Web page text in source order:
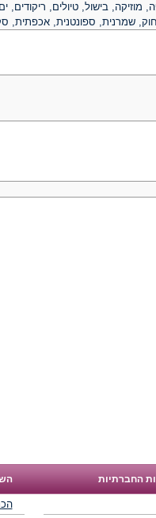
בישול, טיולים, ריקודים,
שמרנית, ספונטנית, אכפתית,
החברתיות